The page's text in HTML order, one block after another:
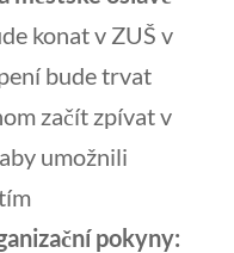
konat v ZUŠ v
bude trvat
začít zpívat v
umožnili
pokyny: